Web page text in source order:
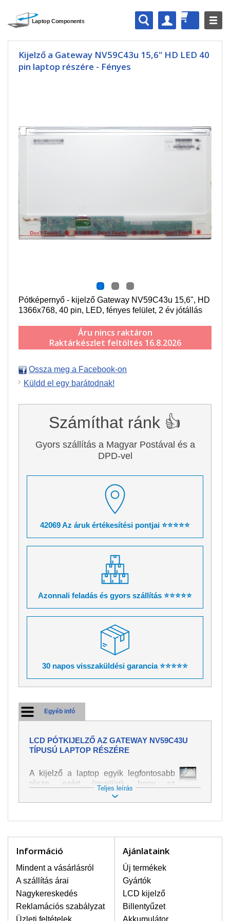
Kijelző a Gateway NV59C43u 15,6" HD LED 40
pin laptop részére - Fényes
Pótképernyő - kijelző Gateway NV59C43u 15,6", HD
1366x768, 40 pin, LED, fényes felület, 2 év jótállás
Áru nincs raktáron
Raktárkészlet feltöltés 16.8.2026
Ossza meg a Facebook-on
Küldd el egy barátodnak!
Számíthat ránk 👍
Gyors szállítás a Magyar Postával és a
DPD-vel
42069 Az áruk értékesítési pontjai ⭐⭐⭐⭐⭐
Azonnali feladás és gyors szállítás ⭐⭐⭐⭐⭐
30 napos visszaküldési garancia ⭐⭐⭐⭐⭐
Egyéb infó
LCD PÓTKIJELZŐ AZ GATEWAY NV59C43U
TÍPUSÚ LAPTOP RÉSZÉRE
A kijelző a laptop egyik legfontosabb
része, ezért ügyelünk, hogy az
pótalkatrész a legjobb minőségű
legyen. A kép és szöveg különféle
laptoppal legnagyobb óvatossággal
bekövetkezett sérülések közé a
mechanikai sérüléseket lehet besorolni,
mint pl. széttört vagy megrepedt kijelző.
Továbbá még a függőleges csíkozást,
kijelző sötétségét, villogását vagy
egyenetlen fényességét.
Teljes leírás
Információ
Mindent a vásárlásról
A szállítás árai
Nagykereskedés
Reklamációs szabályzat
Üzleti feltételek
Ajánlataink
Új termékek
Gyártók
LCD kijelző
Billentyűzet
Akkumulátor